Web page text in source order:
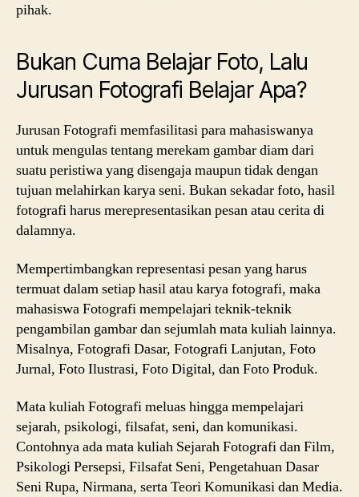
pihak.
Bukan Cuma Belajar Foto, Lalu
Jurusan Fotografi Belajar Apa?
Jurusan Fotografi memfasilitasi para mahasiswanya
untuk mengulas tentang merekam gambar diam dari
suatu peristiwa yang disengaja maupun tidak dengan
tujuan melahirkan karya seni. Bukan sekadar foto, hasil
fotografi harus merepresentasikan pesan atau cerita di
dalamnya.
Mempertimbangkan representasi pesan yang harus
termuat dalam setiap hasilatau karya fotografi, maka
mahasiswa Fotografi mempelajari teknik-teknik
pengambilan gambar dan sejumlah mata kuliah lainnya.
Misalnya, Fotografi Dasar, Fotografi Lanjutan, Foto
Jurnal, Foto Ilustrasi, Foto Digital, dan Foto Produk.
Mata kuliah Fotografi meluas hingga mempelajari
sejarah, psikologi, filsafat, seni, dan komunikasi.
Contohnya ada mata kuliah Sejarah Fotografi dan Film,
Psikologi Persepsi, Filsafat Seni, Pengetahuan Dasar
Seni Rupa, Nirmana, serta Teori Komunikasi dan Media.